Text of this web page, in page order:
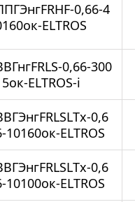
0,66-4
ELTROS
0,66-300
ELTROS-i
0,6
10160ок-ELTROS
0,6
10100ок-ELTROS